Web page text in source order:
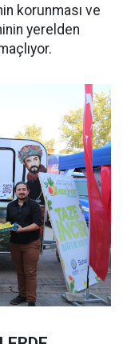
korunması ve
yerelden